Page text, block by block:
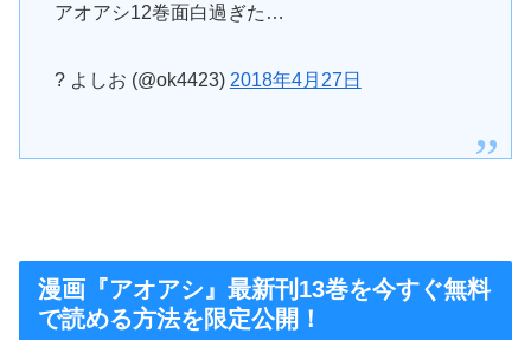
アオアシ12巻面白過ぎた…
? よしお (@ok4423) 2018年4月27日
漫画『アオアシ』最新刊13巻を今すぐ無料
で読める方法を限定公開！